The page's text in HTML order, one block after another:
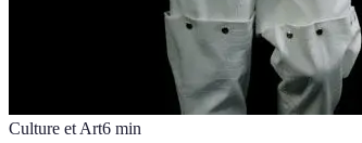
Culture et Art6 min